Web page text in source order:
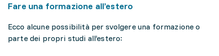
Fare una formazione all’estero
Ecco alcune possibilità per svolgere una formazione o
parte dei propri studi all’estero: